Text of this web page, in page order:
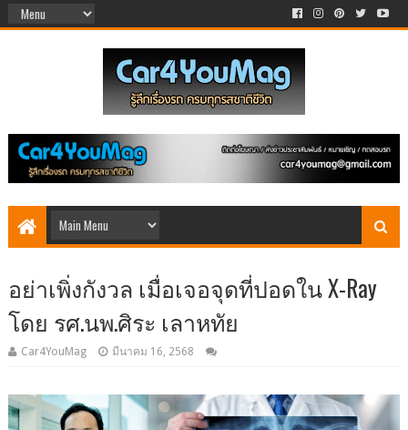
อย่าเพิ่งกังวล เมื่อเจอจุดที่ปอดใน X-Ray
โดย รศ.นพ.ศิระ เลาหทัย
Car4YouMag มีนาคม 16, 2568